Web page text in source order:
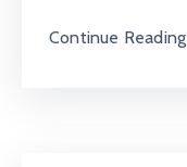
Continue Reading